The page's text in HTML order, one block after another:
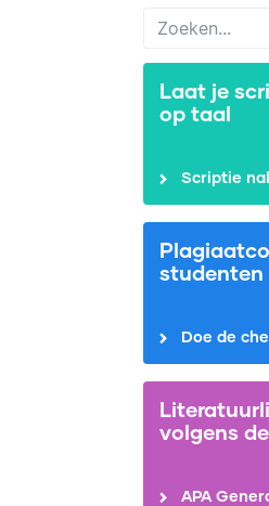
Laat je
op taal
Scriptie
studenten
Doe de
volgens
APA